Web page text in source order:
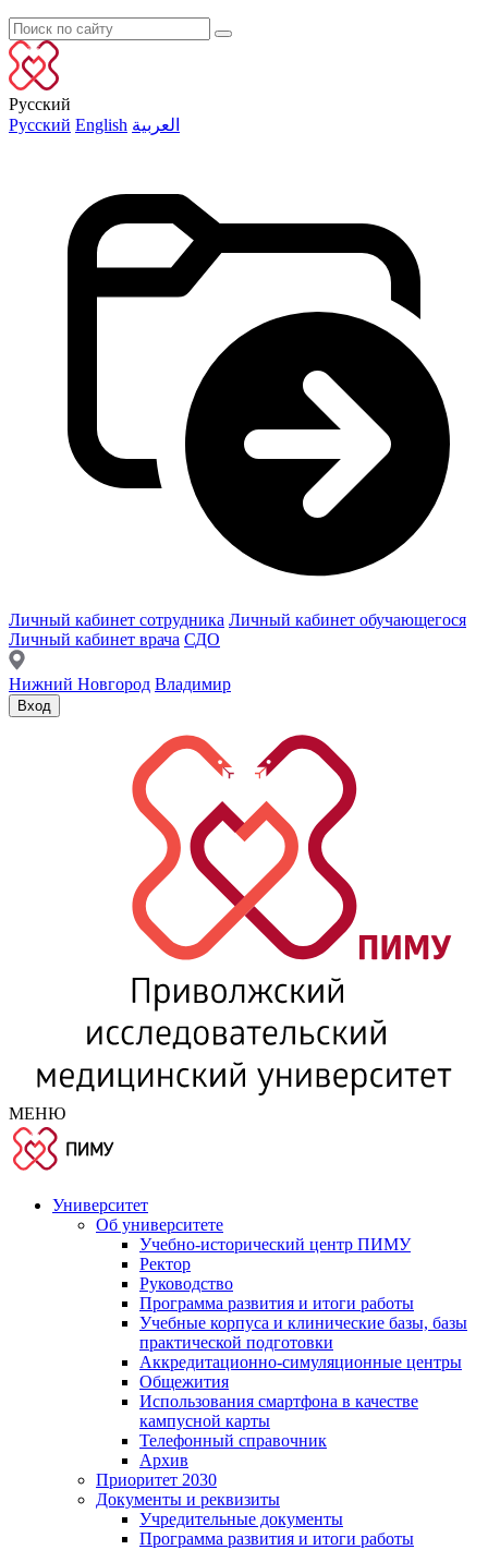
Русский
Русский English العربية
Личный кабинет сотрудника Личный кабинет обучающегося
Личный кабинет врача СДО
Нижний Новгород Владимир
Вход
МЕНЮ
Университет
Об университете
Учебно-исторический центр ПИМУ
Ректор
Руководство
Программа развития и итоги работы
Учебные корпуса и клинические базы, базы
практической подготовки
Аккредитационно-симуляционные центры
Общежития
Использования смартфона в качестве
кампусной карты
Телефонный справочник
Архив
Приоритет 2030
Документы и реквизиты
Учредительные документы
Программа развития и итоги работы